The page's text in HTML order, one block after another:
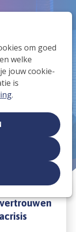
om goed
welke
jouw cookie-
is
.
naar
de
van